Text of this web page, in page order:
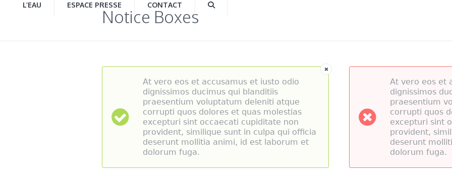
L’EAU ESPACE PRESSE CONTACT
Notice Boxes
At vero eos et accusamus et iusto odio
dignissimos ducimus qui blanditiis
praesentium voluptatum deleniti atque
corrupti quos dolores et quas molestias
excepturi sint occaecati cupiditate non
provident, similique sunt in culpa qui officia
deserunt mollitia animi, id est laborum et
dolorum fuga.
At vero eos et
dignissimos
praesentium
corrupti quos
excepturi sint
provident,
deserunt
dolorum fuga.